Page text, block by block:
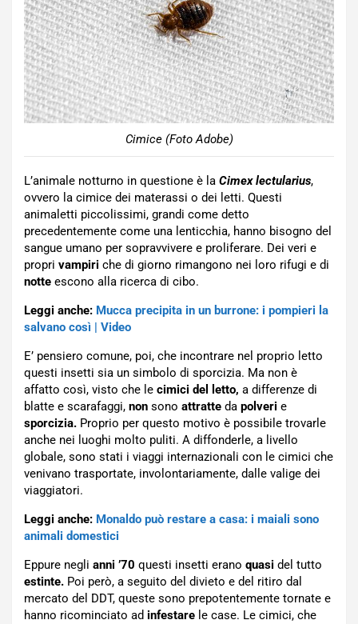
Cimice (Foto Adobe)
L’animale notturno in questione è la Cimex lectularius,
ovvero la cimice dei materassi o dei letti. Questi
animaletti piccolissimi, grandi come detto
precedentemente come una lenticchia, hanno bisogno del
sangue umano per sopravvivere e proliferare. Dei veri e
propri vampiri che di giorno rimangono nei loro rifugi e di
notte escono alla ricerca di cibo.
Leggi anche: Mucca precipita in un burrone: i pompieri la
salvano così | Video
E’ pensiero comune, poi, che incontrare nel proprio letto
questi insetti sia un simbolo di sporcizia. Ma non è
affatto così, visto che le cimici del letto, a differenze di
blatte e scarafaggi, non sono attratte da polveri e
sporcizia. Proprio per questo motivo è possibile trovarle
anche nei luoghi molto puliti. A diffonderle, a livello
globale, sono stati i viaggi internazionali con le cimici che
venivano trasportate, involontariamente, dalle valige dei
viaggiatori.
Leggi anche: Monaldo può restare a casa: i maiali sono
animali domestici
Eppure negli anni ’70 questi insetti erano quasi del tutto
estinte. Poi però, a seguito del divieto e del ritiro dal
mercato del DDT, queste sono prepotentemente tornate e
hanno ricominciato ad infestare le case. Le cimici, che